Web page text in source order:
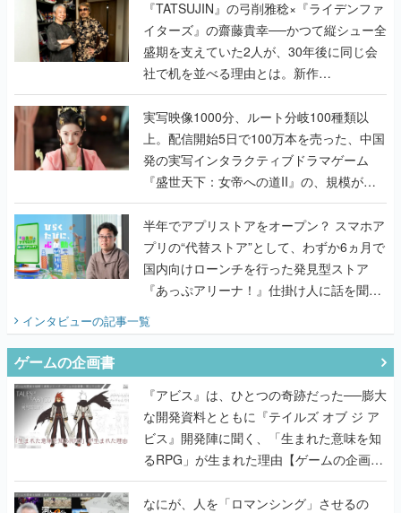
く
『TATSUJIN』の弓削雅稔×『ライデンファ
イターズ』の齋藤貴幸──かつて縦シュー全
盛期を支えていた2人が、30年後に同じ会
社で机を並べる理由とは。新作
『TATSUJIN EXTREME』で初タッグを組
んだレジェンド2人に訊く開発秘話
実写映像1000分、ルート分岐100種類以
上。配信開始5日で100万本を売った、中国
発の実写インタラクティブドラマゲーム
『盛世天下：女帝への道II』の、規模が違
うこだわりをプロデューサーに聞いた
半年でアプリストアをオープン？ スマホア
プリの“代替ストア”として、わずか6ヵ月で
国内向けローンチを行った発見型ストア
『あっぷアリーナ！』仕掛け人に話を聞い
インタビューの記事一覧
ゲームの企画書
『アビス』は、ひとつの奇跡だった──膨大
な開発資料とともに『テイルズ オブ ジ ア
ビス』開発陣に聞く、「生まれた意味を知
るRPG」が生まれた理由【ゲームの企画
書】
なにが、人を「ロマンシング」させるの